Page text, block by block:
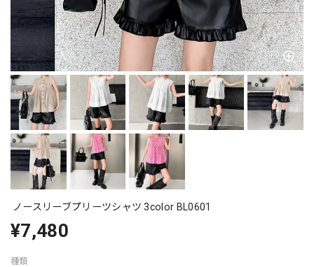
ノースリーブプリーツシャツ 3color BL0601
¥7,480
種類